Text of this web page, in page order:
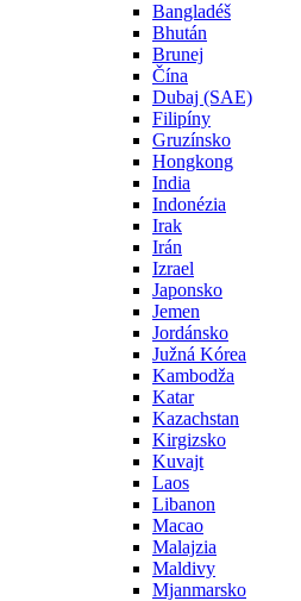
Bangladéš
Bhután
Brunej
Čína
Dubaj (SAE)
Filipíny
Gruzínsko
Hongkong
India
Indonézia
Irak
Irán
Izrael
Japonsko
Jemen
Jordánsko
Južná Kórea
Kambodža
Katar
Kazachstan
Kirgizsko
Kuvajt
Laos
Libanon
Macao
Malajzia
Maldivy
Mjanmarsko